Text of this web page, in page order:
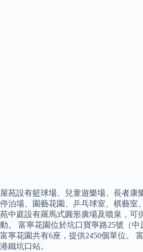
屋苑設有籃球場、兒童遊樂場、長者康
停泊場、園藝花園、乒乓球室、棋藝室
苑中庭設有羅馬式圓形廣場及噴泉，可
動。 富寧花園位於坑口寶寧路25號（中
富寧花園共有6座，提供2450個單位。
港鐵坑口站。